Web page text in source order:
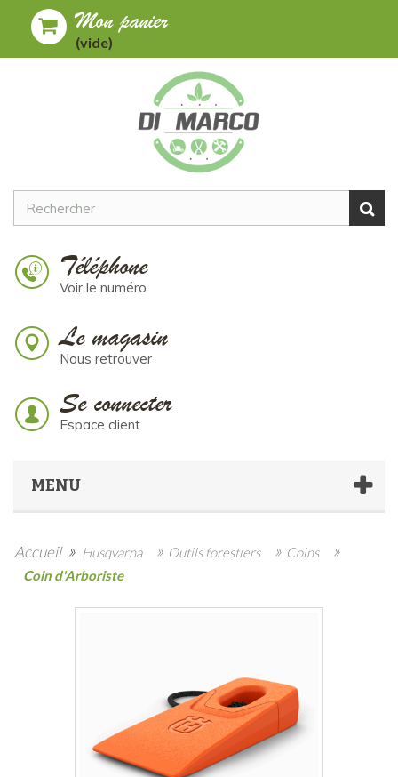
Mon panier
(vide)
Téléphone
Voir le numéro
Le magasin
Nous retrouver
Se connecter
Espace client
MENU
Accueil » Husqvarna » Outils forestiers » Coins »
Coin d'Arboriste